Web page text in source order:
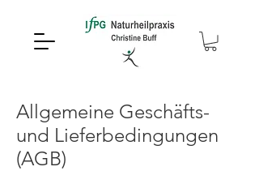
Allgemeine Geschäfts-
und Lieferbedingungen
(AGB)